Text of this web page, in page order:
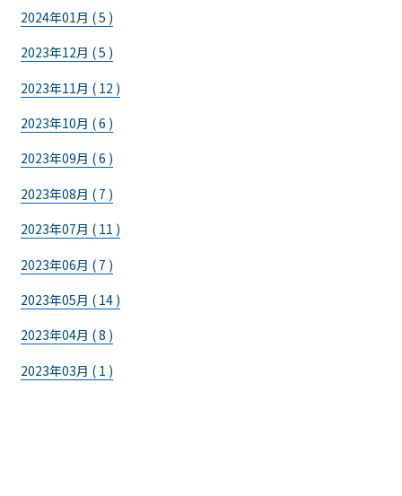
2024年01月 ( 5 )
2023年12月 ( 5 )
2023年11月 ( 12 )
2023年10月 ( 6 )
2023年09月 ( 6 )
2023年08月 ( 7 )
2023年07月 ( 11 )
2023年06月 ( 7 )
2023年05月 ( 14 )
2023年04月 ( 8 )
2023年03月 ( 1 )